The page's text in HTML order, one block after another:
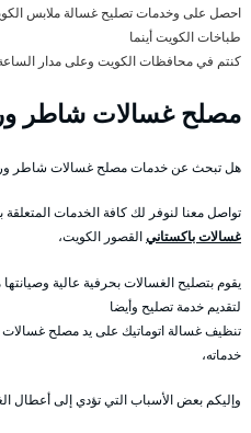
احصل على وخدمات تصليح غسالة ملابس
طباخات الكويت أينما
كنتم في محافظات الكويت وعلى مدار
مصلح غسالات شاطر
هل تبحث عن خدمات مصلح غسالات شاطر
تواصل معنا لنوفر لك كافة الخدمات المتعلقة
غسالات باكستانيالقصور الكويت،
يقوم بتصليح الغسالات بحرفية عالية
لتقديم خدمة تصليح وأيضا
تنظيف غسالة اتوماتيك على يد مصلح
خدماته،
وإليكم بعض الأسباب التي تؤدي إلى أعطال